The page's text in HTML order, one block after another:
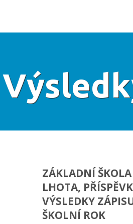
ZÁKLADNÍ
LHOTA,
VÝSLEDKY
ŠKOLNÍ ROK